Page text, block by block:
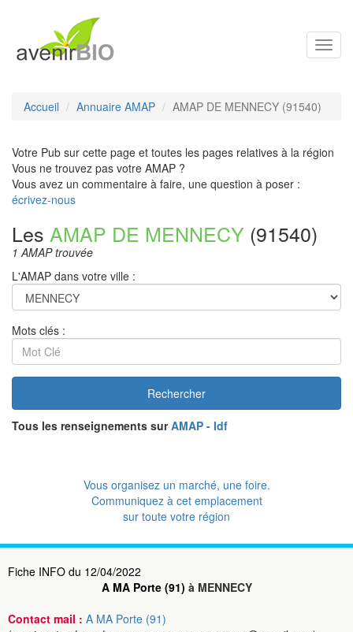
Accueil Annuaire AMAP AMAP DE MENNECY (91540)
Votre Pub sur cette page et toutes les pages relatives à la région
Vous ne trouvez pas votre AMAP ?
Vous avez un commentaire à faire, une question à poser :
écrivez-nous
Les AMAP DE MENNECY (91540)
1 AMAP trouvée
L'AMAP dans votre ville :
Mots clés :
Rechercher
Tous les renseignements surAMAP - Idf
Vous organisez un marché, une foire.
Communiquez à cet emplacement
sur toute votre région
Fiche INFO du 12/04/2022
A MA Porte (91) à MENNECY
Contact mail : A MA Porte (91)